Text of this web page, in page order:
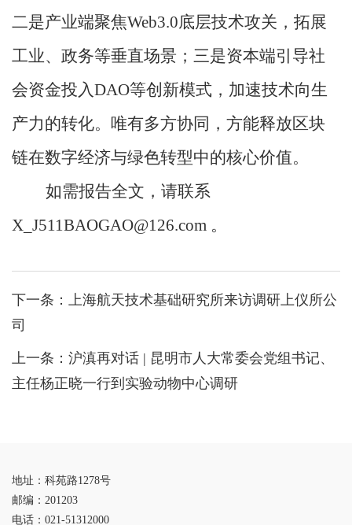
二是产业端聚焦Web3.0底层技术攻关，拓展
工业、政务等垂直场景；三是资本端引导社
会资金投入DAO等创新模式，加速技术向生
产力的转化。唯有多方协同，方能释放区块
链在数字经济与绿色转型中的核心价值。
如需报告全文，请联系
X_J511BAOGAO@126.com 。
下一条： 上海航天技术基础研究所来访调研上仪所公
司
上一条： 沪滇再对话 | 昆明市人大常委会党组书记、
主任杨正晓一行到实验动物中心调研
地址：科苑路1278号
邮编：201203
电话：021-51312000